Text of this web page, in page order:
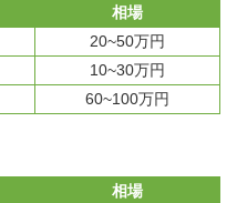
相場
20~50万円
10~30万円
60~100万円
相場